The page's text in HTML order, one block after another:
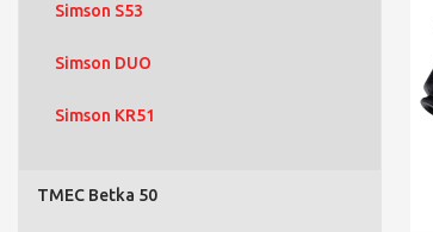
Simson S53
Simson DUO
Simson KR51
TMEC Betka 50